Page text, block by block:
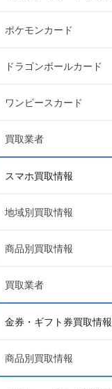
ポケモンカード
ドラゴンボールカード
ワンピースカード
買取業者
スマホ買取情報
地域別買取情報
商品別買取情報
買取業者
金券・ギフト券買取情報
商品別買取情報